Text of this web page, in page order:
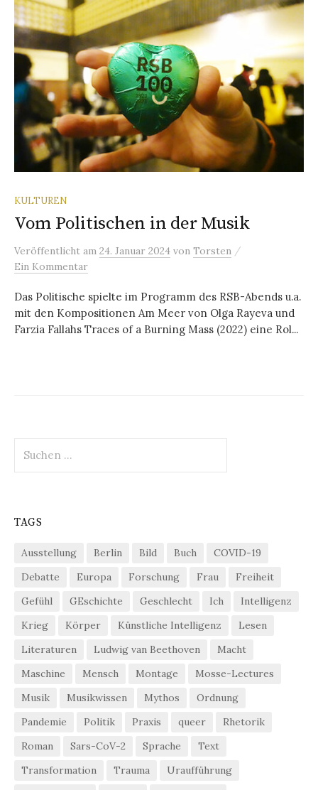
KULTUREN
Vom Politischen in der Musik
Veröffentlicht am 24. Januar 2024 von Torsten /
Ein Kommentar
Das Politische spielte im Programm des RSB-Abends u.a.
mit den Kompositionen Am Meer von Olga Rayeva und
Farzia Fallahs Traces of a Burning Mass (2022) eine Rol...
nach:
TAGS
Ausstellung Berlin Bild Buch
COVID-19
Debatte
Europa Forschung Frau
Freiheit
Gefühl
GEschichte Geschlecht Ich
Intelligenz
Krieg
Körper Künstliche Intelligenz
Lesen
Literaturen
Ludwig van Beethoven
Macht
Maschine
Mensch Montage
Mosse-Lectures
Musik
Musikwissen Mythos
Ordnung
Pandemie
Politik Praxis queer
Rhetorik
Roman
Sars-CoV-2 Sprache
Text
Transformation
Trauma
Uraufführung